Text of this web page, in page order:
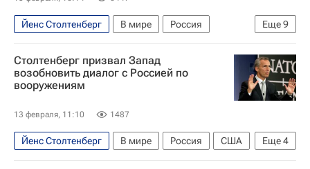
Еще9
Йенс Столтенберг В мире
Россия
Германия
Китай
Вольфганг Ишингер
Сергей Лавров
Евросоюз
Мюнхенская конференция по безопасности
Европа
Марко Рубио
Владимир Зеленский
Столтенберг призвал Запад
возобновить диалог с Россией по
вооружениям
13 февраля, 11:10 1487
Еще4
Йенс Столтенберг В мире Россия
США
Москва
Владимир Путин
Дональд Трамп